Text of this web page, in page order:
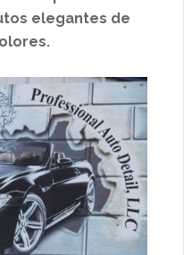
elegantes de